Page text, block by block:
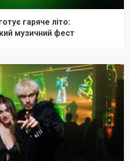
гаряче літо:
музичний фест